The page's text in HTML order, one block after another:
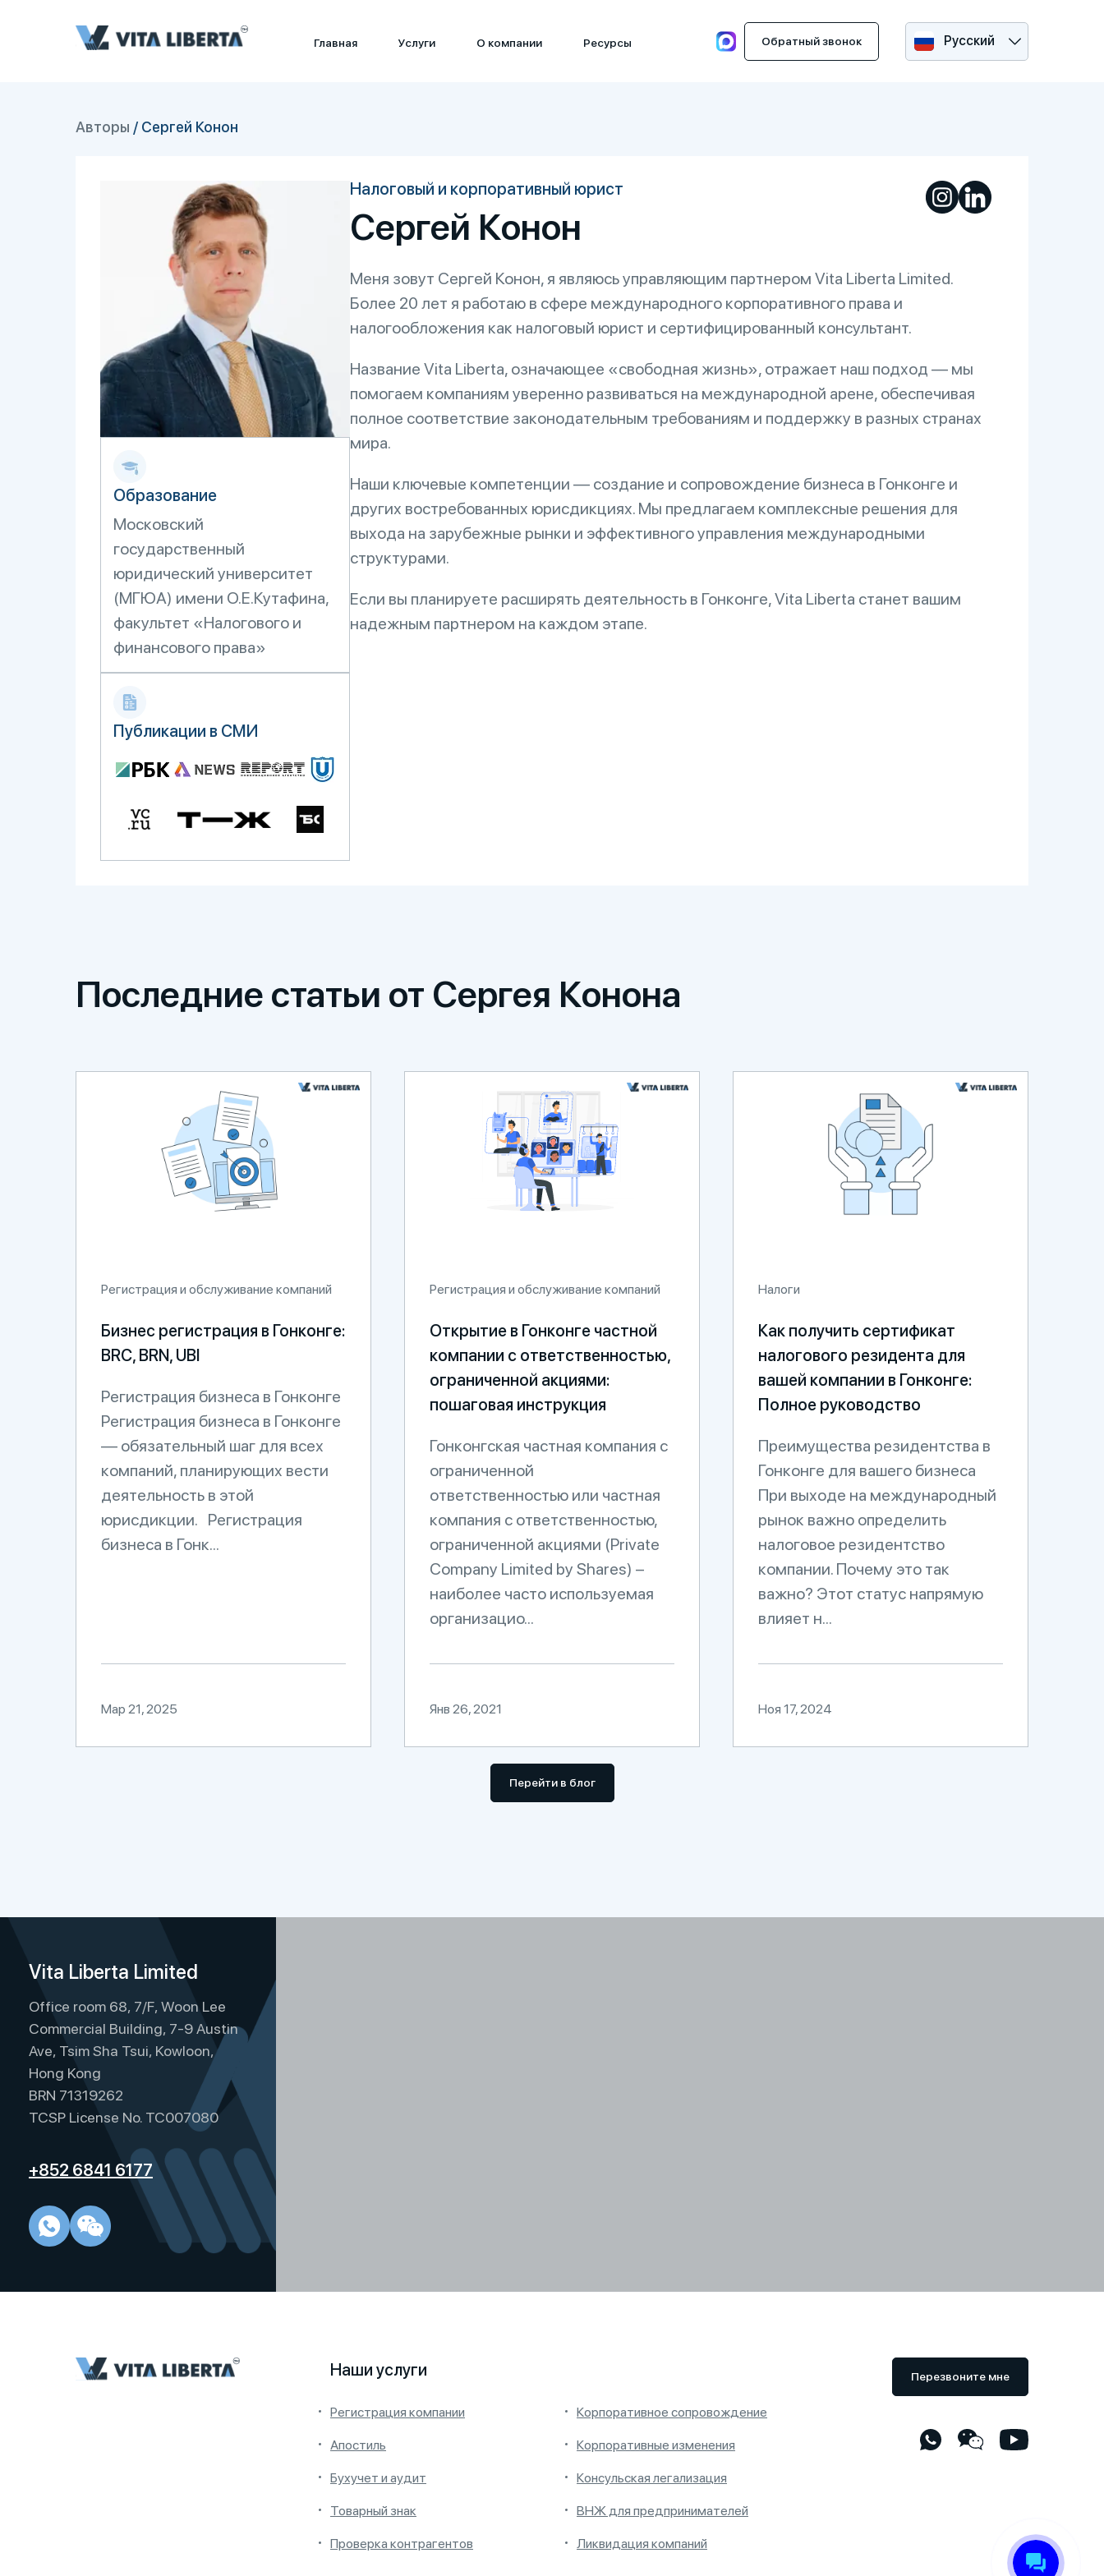
Главная Услуги О компании Ресурсы Обратный звонок Русский
Авторы / Сергей Конон
Образование
Московский
государственный
юридический университет
(МГЮА) имени О.Е.Кутафина,
факультет «Налогового и
финансового права»
Публикации в СМИ
Налоговый и корпоративный юрист
Сергей Конон
Меня зовут Сергей Конон, я являюсь управляющим партнером Vita Liberta Limited.
Более 20 лет я работаю в сфере международного корпоративного права и
налогообложения как налоговый юрист и сертифицированный консультант.
Название Vita Liberta, означающее «свободная жизнь», отражает наш подход — мы
помогаем компаниям уверенно развиваться на международной арене, обеспечивая
полное соответствие законодательным требованиям и поддержку в разных странах
мира.
Наши ключевые компетенции — создание и сопровождение бизнеса в Гонконге и
других востребованных юрисдикциях. Мы предлагаем комплексные решения для
выхода на зарубежные рынки и эффективного управления международными
структурами.
Если вы планируете расширять деятельность в Гонконге, Vita Liberta станет вашим
надежным партнером на каждом этапе.
Последние статьи от Сергея Конона
Регистрация и обслуживание компаний
Бизнес регистрация в Гонконге:
BRC, BRN, UBI
Регистрация бизнеса в Гонконге
Регистрация бизнеса в Гонконге
— обязательный шаг для всех
компаний, планирующих вести
деятельность в этой
юрисдикции. Регистрация
бизнеса в Гонк...
Мар 21, 2025
Регистрация и обслуживание компаний
Открытие в Гонконге частной
компании с ответственностью,
ограниченной акциями:
пошаговая инструкция
Гонконгская частная компания с
ограниченной
ответственностью или частная
компания с ответственностью,
ограниченной акциями (Private
Company Limited by Shares) –
наиболее часто используемая
организацио...
Янв 26, 2021
Налоги
Как получить сертификат
налогового резидента для
вашей компании в Гонконге:
Полное руководство
Преимущества резидентства в
Гонконге для вашего бизнеса
При выходе на международный
рынок важно определить
налоговое резидентство
компании. Почему это так
важно? Этот статус напрямую
влияет н...
Ноя 17, 2024
Перейти в блог
Vita Liberta Limited
Office room 68, 7/F, Woon Lee
Commercial Building, 7-9 Austin
Ave, Tsim Sha Tsui, Kowloon,
Hong Kong
BRN 71319262
TCSP License No. TC007080
+852 6841 6177
Наши услуги
Регистрация компании Корпоративное сопровождение
Апостиль Корпоративные изменения
Бухучет и аудит Консульская легализация
Товарный знак ВНЖ для предпринимателей
Проверка контрагентов Ликвидация компаний
Перезвоните мне